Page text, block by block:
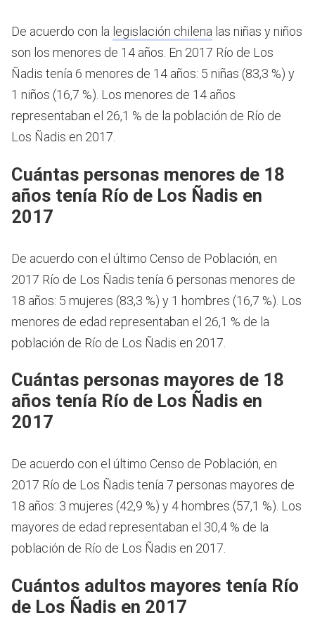
De acuerdo con la legislación chilena las niñas y niños
son los menores de 14 años. En 2017 Río de Los
Ñadis tenía 6 menores de 14 años: 5 niñas (83,3 %) y
1 niños (16,7 %). Los menores de 14 años
representaban el 26,1 % de la población de Río de
Los Ñadis en 2017.
Cuántas personas menores de 18
años tenía Río de Los Ñadis en
2017
De acuerdo con el último Censo de Población, en
2017 Río de Los Ñadis tenía 6 personas menores de
18 años: 5 mujeres (83,3 %) y 1 hombres (16,7 %). Los
menores de edad representaban el 26,1 % de la
población de Río de Los Ñadis en 2017.
Cuántas personas mayores de 18
años tenía Río de Los Ñadis en
2017
De acuerdo con el último Censo de Población, en
2017 Río de Los Ñadis tenía 7 personas mayores de
18 años: 3 mujeres (42,9 %) y 4 hombres (57,1 %). Los
mayores de edad representaban el 30,4 % de la
población de Río de Los Ñadis en 2017.
Cuántos adultos mayores tenía Río
de Los Ñadis en 2017